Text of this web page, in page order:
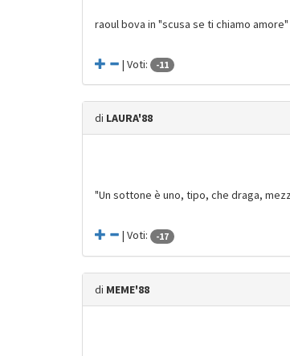
raoul bova in "scusa se ti chiamo
| Voti: -11
di LAURA'88
"Un sottone è uno, tipo, che draga,
| Voti: -17
di MEME'88